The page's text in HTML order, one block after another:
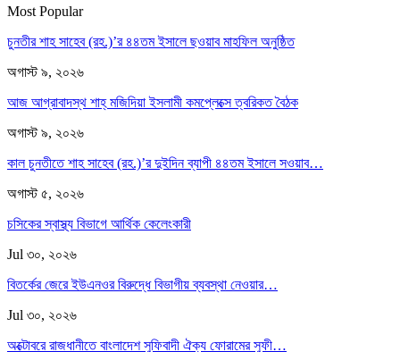
Most Popular
চুনতীর শাহ সাহেব (রহ.)’র ৪৪তম ইসালে ছওয়াব মাহফিল অনুষ্ঠিত
অগাস্ট ৯, ২০২৬
আজ আগ্রাবাদস্থ শাহ্ মজিদিয়া ইসলামী কমপ্লেক্সে ত্বরিকত বৈঠক
অগাস্ট ৯, ২০২৬
কাল চুনতীতে শাহ সাহেব (রহ.)’র দুইদিন ব্যাপী ৪৪তম ইসালে সওয়াব…
অগাস্ট ৫, ২০২৬
চসিকের স্বাস্থ্য বিভাগে আর্থিক কেলেংকারী
Jul ৩০, ২০২৬
বিতর্কের জেরে ইউএনওর বিরুদ্ধে বিভাগীয় ব্যবস্থা নেওয়ার…
Jul ৩০, ২০২৬
অক্টোবরে রাজধানীতে বাংলাদেশ সুফিবাদী ঐক্য ফোরামের সুফী…